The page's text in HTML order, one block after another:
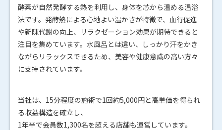
酵素が自然発酵する熱を利用し、身体を芯から温める温浴
法です。発酵熱による心地よい温かさが特徴で、血行促進
や新陳代謝の向上、リラクゼーション効果が期待できると
注目を集めています。水風呂とは違い、しっかり汗をかき
ながらリラックスできるため、美容や健康意識の高い方々
に支持されています。
当社は、15分程度の施術で1回約5,000円と高単価を得られ
る収益構造を確立し、
1年半で会員数1,300名を超える店舗も運営しています。